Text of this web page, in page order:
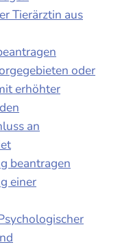
Tierärztin aus
oder
erhöhter
an
beantragen
einer